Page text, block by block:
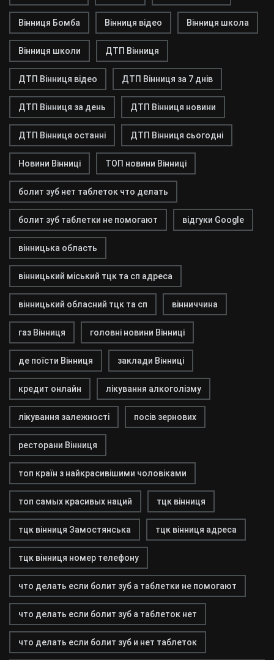
Вінниця Бомба Вінниця відео Вінниця школа
Вінниця школи ДТП Вінниця
ДТП Вінниця відео ДТП Вінниця за 7 днів
ДТП Вінниця за день ДТП Вінниця новини
ДТП Вінниця останні ДТП Вінниця сьогодні
Новини Вінниці ТОП новини Вінниці
болит зуб нет таблеток что делать
болит зуб таблетки не помогают відгуки Google
вінницька область
вінницький міський тцк та сп адреса
вінницький обласний тцк та сп вінниччина
газ Вінниця головні новини Вінниці
де поїсти Вінниця заклади Вінниці
кредит онлайн лікування алкоголізму
лікування залежності посів зернових
ресторани Вінниця
топ країн з найкрасивішими чоловіками
топ самых красивых наций тцк вінниця
тцк вінниця Замостянська тцк вінниця адреса
тцк вінниця номер телефону
что делать если болит зуб а таблетки не помогают
что делать если болит зуб а таблеток нет
что делать если болит зуб и нет таблеток